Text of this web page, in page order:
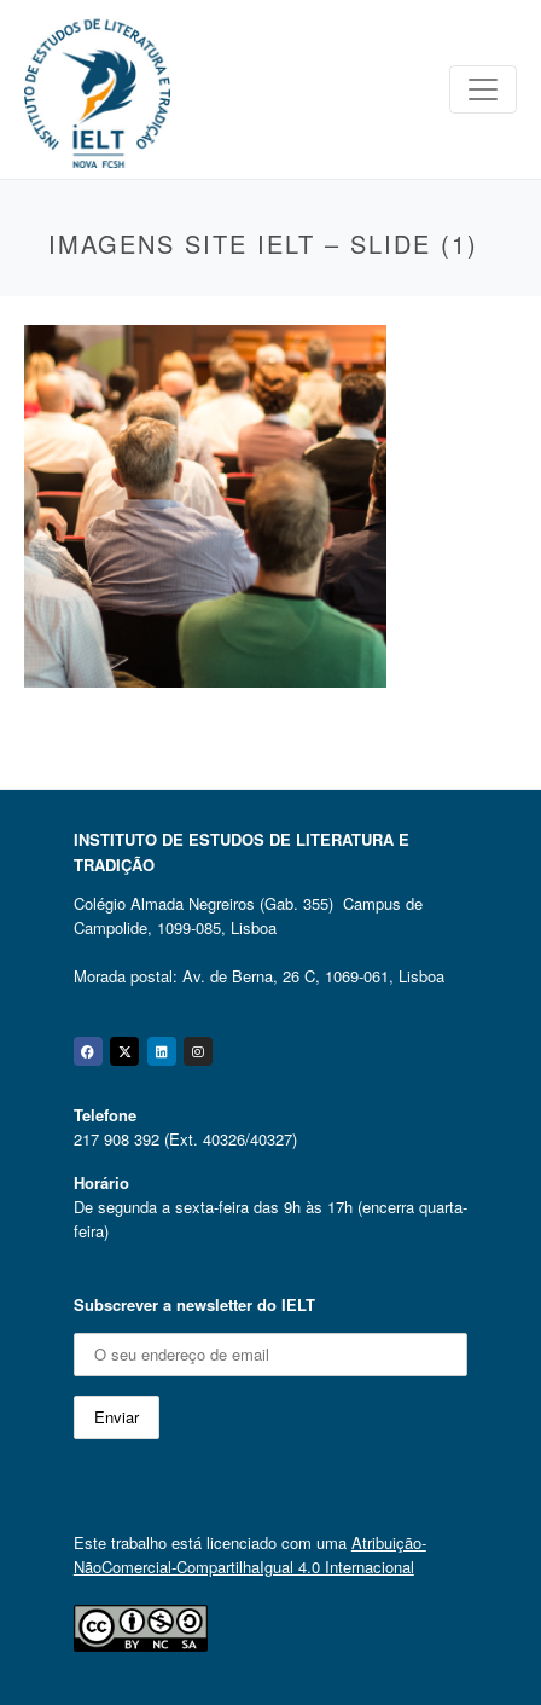
IMAGENS SITE IELT – SLIDE (1)
INSTITUTO DE ESTUDOS DE LITERATURA E
TRADIÇÃO
Colégio Almada Negreiros (Gab. 355) Campus de
Campolide, 1099-085, Lisboa
Morada postal: Av. de Berna, 26 C, 1069-061, Lisboa
Facebook
Twitter
Linkedin
Instagram
Telefone
217 908 392 (Ext. 40326/40327)
Horário
De segunda a sexta-feira das 9h às 17h (encerra quarta-
feira)
Subscrever a newsletter do IELT
Este trabalho está licenciado com uma Atribuição-
NãoComercial-CompartilhaIgual 4.0 Internacional